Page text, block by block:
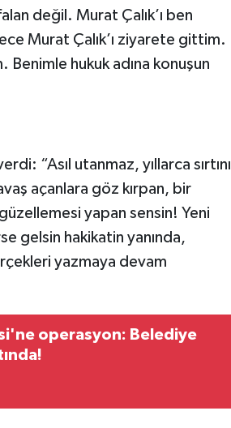
değil. Murat Çalık’ı ben
Murat Çalık’ı ziyarete gittim.
hukuk adına konuşun
“Asıl utanmaz, yıllarca sırtını
açanlara göz kırpan, bir
yapan sensin! Yeni
gelsin hakikatin yanında,
yazmaya devam
operasyon: Belediye